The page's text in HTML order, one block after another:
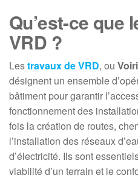
Qu’est-ce que
VRD ?
Lestravaux de VRD, ou
désignent un ensemble
bâtiment pour garantir
fonctionnement des
fois la création de routes,
l’installation des réseaux
d’électricité. Ils sont
viabilité d’un terrain et le